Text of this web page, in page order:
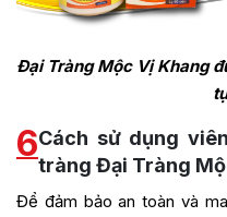
Đại Tràng Mộc Vị Khang
6Cách sử dụng
tràng Đại Tràng
Để đảm bảo an toàn và